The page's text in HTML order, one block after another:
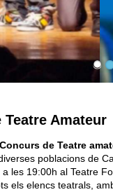
Teatre Amateur
Concurs de Teatre
poblacions de
a les 19:00h al Teatre
els elencs teatrals,